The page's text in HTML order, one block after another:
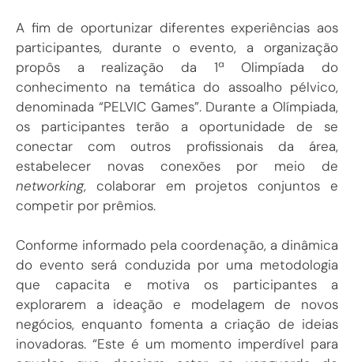
A fim de oportunizar diferentes experiências aos
participantes, durante o evento, a organização
propôs a realização da 1ª Olimpíada do
conhecimento na temática do assoalho pélvico,
denominada “PELVIC Games”. Durante a Olímpiada,
os participantes terão a oportunidade de se
conectar com outros profissionais da área,
estabelecer novas conexões por meio de
networking, colaborar em projetos conjuntos e
competir por prêmios.
Conforme informado pela coordenação, a dinâmica
do evento será conduzida por uma metodologia
que capacita e motiva os participantes a
explorarem a ideação e modelagem de novos
negócios, enquanto fomenta a criação de ideias
inovadoras. “Este é um momento imperdível para